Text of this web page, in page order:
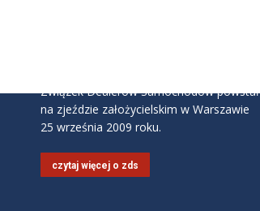
Związek Dealerów Samochodów powstał
na zjeździe założycielskim w Warszawie
25 września 2009 roku.
czytaj więcej o zds